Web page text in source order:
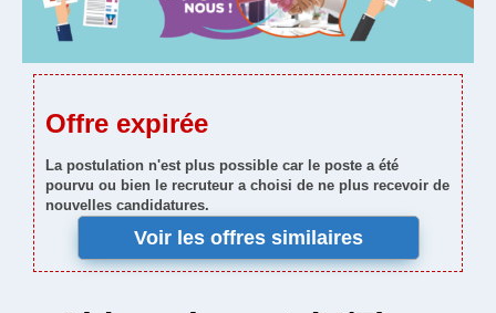
Offre expirée
La postulation n'est plus possible car le poste a été
pourvu ou bien le recruteur a choisi de ne plus recevoir de
nouvelles candidatures.
Voir les offres similaires